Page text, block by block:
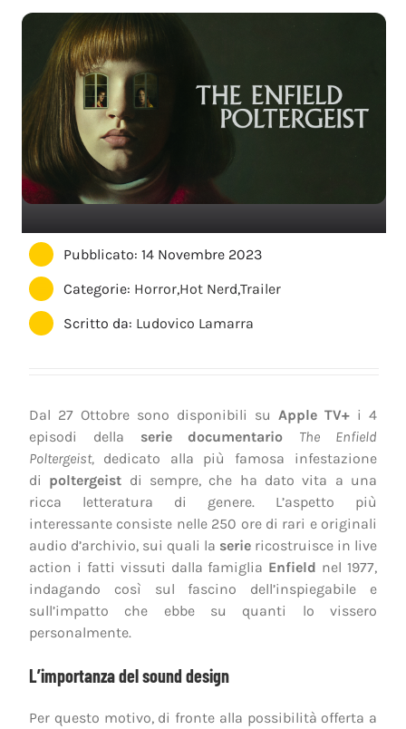
Pubblicato: 14 Novembre 2023
Categorie: Horror,Hot Nerd,Trailer
Scritto da: Ludovico Lamarra
Dal 27 Ottobre sono disponibili su Apple TV+ i 4
episodi della serie documentario
The Enfield
Poltergeist, dedicato alla più famosa infestazione
di poltergeist di sempre, che ha dato vita a una
ricca letteratura di genere. L’aspetto più
interessante consiste nelle 250 ore di rari e originali
audio d’archivio, sui quali la serie ricostruisce in live
action i fatti vissuti dalla famiglia Enfield nel 1977,
indagando così sul fascino dell’inspiegabile e
sull’impatto che ebbe su quanti lo vissero
personalmente.
L’importanza del sound design
Per questo motivo, di fronte alla possibilità offerta a